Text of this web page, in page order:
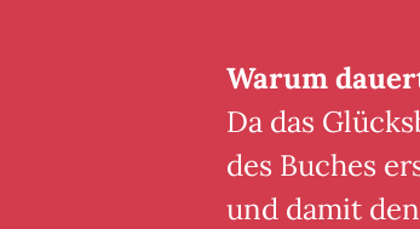
Warum
Da das
des Buches
und damit